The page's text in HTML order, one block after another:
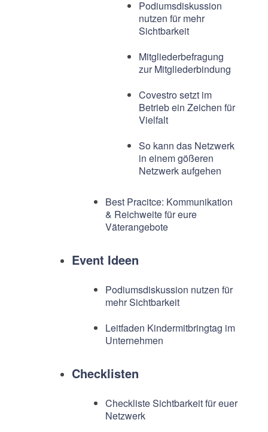
Podiumsdiskussion
nutzen für mehr
Sichtbarkeit
Mitgliederbefragung
zur Mitgliederbindung
Covestro setzt im
Betrieb ein Zeichen für
Vielfalt
So kann das Netzwerk
in einem gößeren
Netzwerk aufgehen
Best Pracitce: Kommunikation
& Reichweite für eure
Väterangebote
Event Ideen
Podiumsdiskussion nutzen für
mehr Sichtbarkeit
Leitfaden Kindermitbringtag im
Unternehmen
Checklisten
Checkliste Sichtbarkeit für euer
Netzwerk